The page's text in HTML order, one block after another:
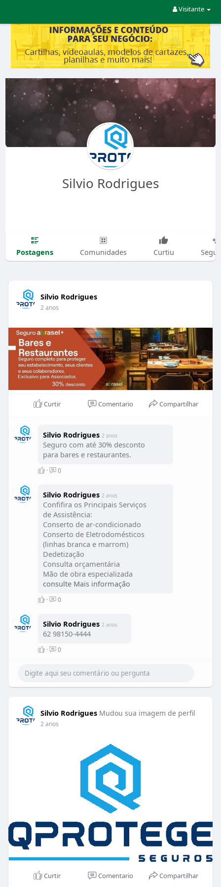
Visitante
Silvio Rodrigues
Postagens Comunidades Curtiu
Silvio Rodrigues
2 anos
Curtir Comentario Compartilhar
Silvio Rodrigues 2 anos
Seguro com até 30% desconto
para bares e restaurantes.
· 0
Silvio Rodrigues 2 anos
Confifira os Principais Serviços
de Assistência:
Conserto de ar-condicionado
Conserto de Eletrodomésticos
(linhas branca e marrom)
Dedetização
Consulta orçamentária
Mão de obra especializada
para conserto de
branca e marrom)
equipamentos com até 6 anos
de fabricação
instalação, confifiguração,
equipamentos como: desktops
dispositivos móveis, Smart TVs
e videogames).
consulte Mais informação
· 0
Silvio Rodrigues 2 anos
62 98150-4444
· 0
Silvio Rodrigues Mudou sua imagem de perfil
2 anos
Curtir Comentario Compartilhar